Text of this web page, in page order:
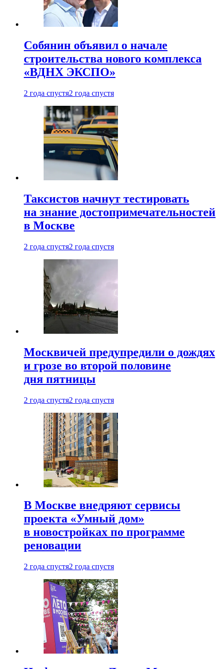
Собянин объявил о начале
строительства нового комплекса
«ВДНХ ЭКСПО»
2 года спустя2 года спустя
Таксистов начнут тестировать
на знание достопримечательностей
в Москве
2 года спустя2 года спустя
Москвичей предупредили о дождях
и грозе во второй половине
дня пятницы
2 года спустя2 года спустя
В Москве внедряют сервисы
проекта «Умный дом»
в новостройках по программе
реновации
2 года спустя2 года спустя